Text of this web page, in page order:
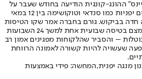
ההונג-קונגית הודיעה בחודש שעבר על
צמצום מספר הטיסות לערים יפניות כמו סנדאי וטוקושימה בין 12 במאי
חדה בביקוש. גורם בחברה אמר שקו הטיסות
לכל אחת מהערים הללו יצומצם בטיסה שבועית אחת למשך 24 השבועות
טיסות מבוטלות – והסביר שהלקוחות מפגינים אמון רב
שעשויה להיות קשורה לאמונה הרווחת
מנגה יפנית,המחשה: פידי באמצעות